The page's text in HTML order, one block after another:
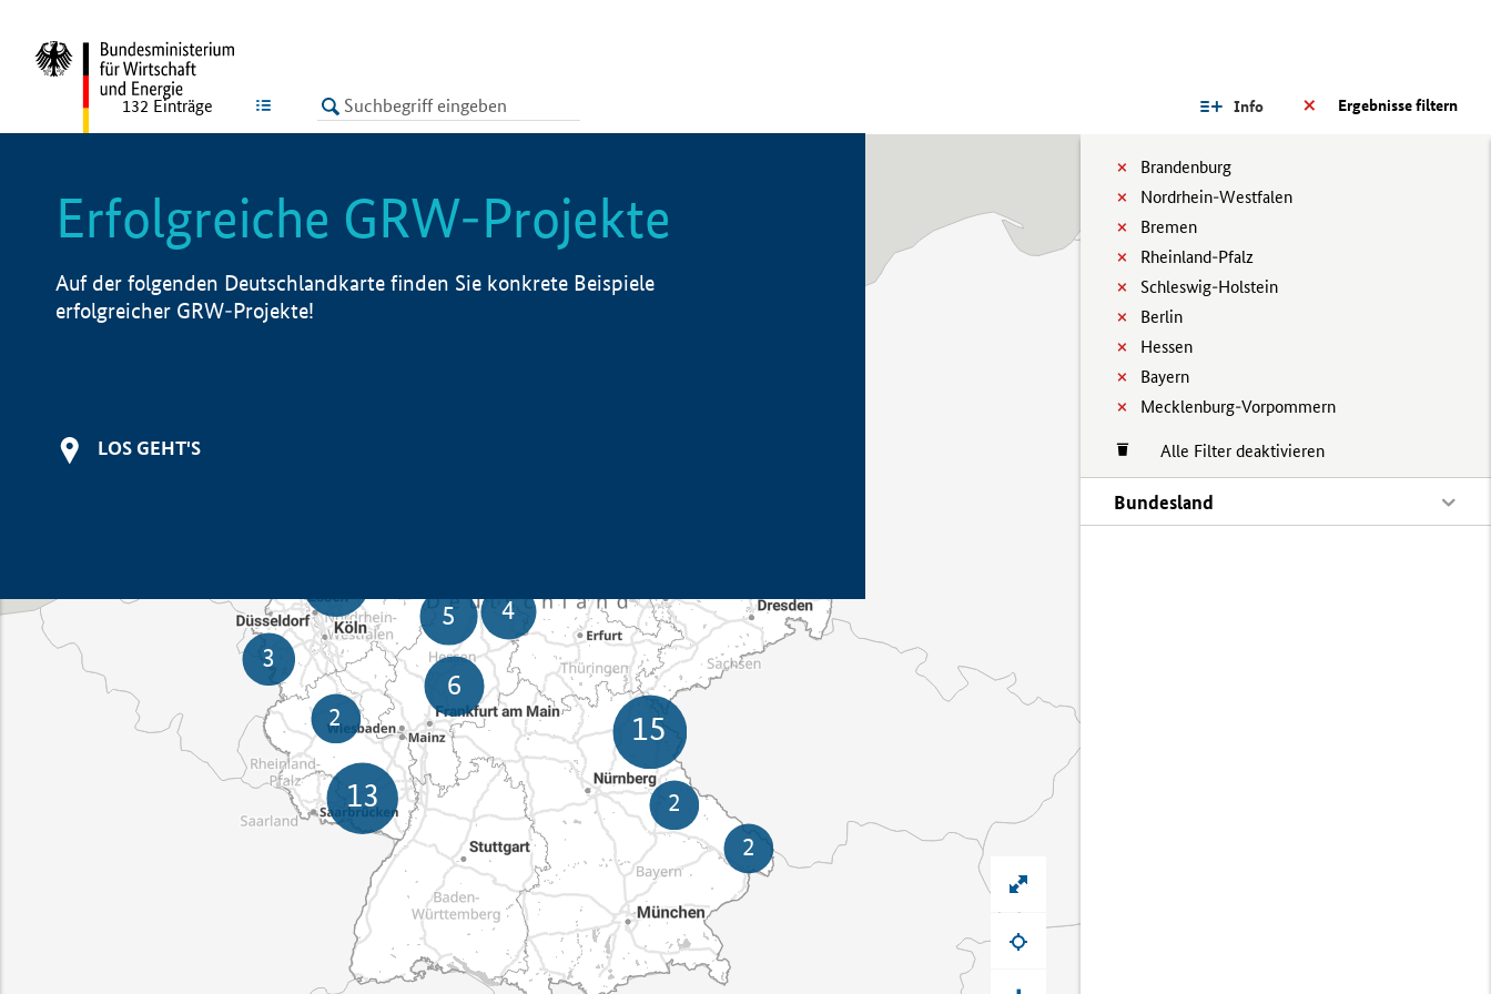
LISTE Ergebnisse filtern
Info
Brandenburg
Nordrhein-Westfalen
Bremen
Rheinland-Pfalz
Schleswig-Holstein
Berlin
Hessen
Bayern
Mecklenburg-Vorpommern
Alle Filter deaktivieren
Bundesland
132 Einträge
Erfolgreiche GRW-Projekte
Auf der folgenden Deutschlandkarte finden Sie konkrete Beispiele
erfolgreicher GRW-Projekte!
LOS GEHT'S